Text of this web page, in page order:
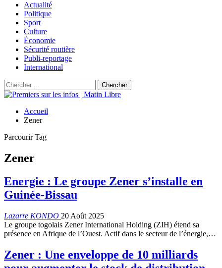
Actualité
Politique
Sport
Culture
Économie
Sécurité routière
Publi-reportage
International
Accueil
Zener
Parcourir Tag
Zener
Energie : Le groupe Zener s’installe en
Guinée-Bissau
Lazarre KONDO 20 Août 2025
Le groupe togolais Zener International Holding (ZIH) étend sa
présence en Afrique de l’Ouest. Actif dans le secteur de l’énergie,…
Zener : Une enveloppe de 10 milliards